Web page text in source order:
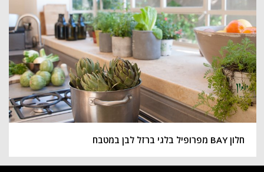
חלון BAY מפרופיל בלגי ברזל לבן במטבח